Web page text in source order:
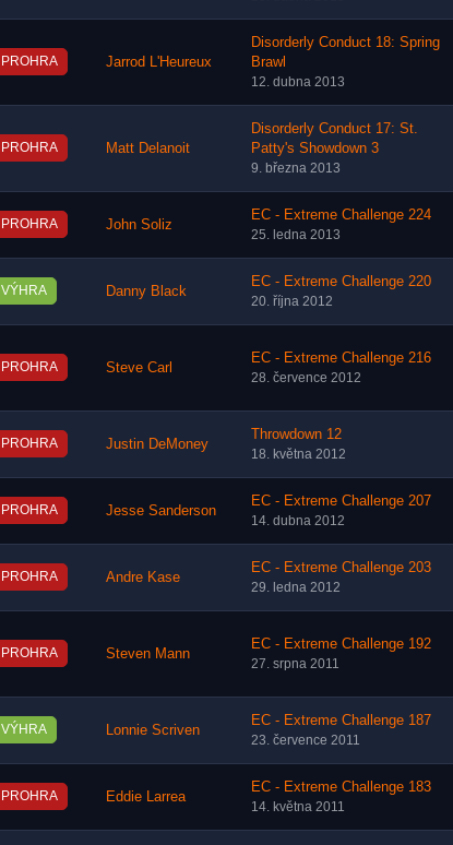
PROHRA Jarrod L'Heureux
Disorderly Conduct 18: Spring
Brawl
12. dubna 2013
PROHRA Matt Delanoit
Disorderly Conduct 17: St.
Patty's Showdown 3
9. března 2013
PROHRA John Soliz
EC - Extreme Challenge 224
25. ledna 2013
VÝHRA Danny Black
EC - Extreme Challenge 220
20. října 2012
PROHRA Steve Carl
EC - Extreme Challenge 216
28. července 2012
PROHRA Justin DeMoney
Throwdown 12
18. května 2012
PROHRA Jesse Sanderson
EC - Extreme Challenge 207
14. dubna 2012
PROHRA Andre Kase
EC - Extreme Challenge 203
29. ledna 2012
PROHRA Steven Mann
EC - Extreme Challenge 192
27. srpna 2011
VÝHRA Lonnie Scriven
EC - Extreme Challenge 187
23. července 2011
PROHRA Eddie Larrea
EC - Extreme Challenge 183
14. května 2011